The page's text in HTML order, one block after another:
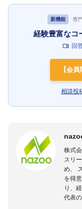
新機能 専
経験豊富なコ
回
【会
相談投
株式
スリ
め、
を得
り、
代表